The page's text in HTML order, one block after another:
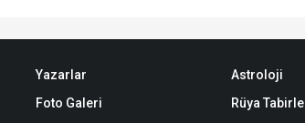
Yazarlar
Foto Galeri
Astroloji
Rüya